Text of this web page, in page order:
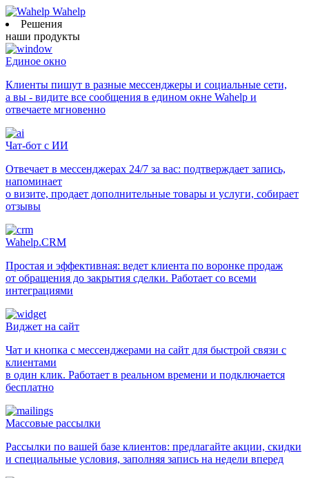
Wahelp
Решения
наши продукты
Единое окно
Клиенты пишут в разные мессенджеры и социальные сети,
а вы - видите все сообщения в едином окне Wahelp и
отвечаете мгновенно
Чат-бот с ИИ
Отвечает в мессенджерах 24/7 за вас: подтверждает запись,
напоминает
о визите, продает дополнительные товары и услуги, собирает
отзывы
Wahelp.CRM
Простая и эффективная: ведет клиента по воронке продаж
от обращения до закрытия сделки. Работает со всеми
интеграциями
Виджет на сайт
Чат и кнопка с мессенджерами на сайт для быстрой связи с
клиентами
в один клик. Работает в реальном времени и подключается
бесплатно
Массовые рассылки
Рассылки по вашей базе клиентов: предлагайте акции, скидки
и специальные условия, заполняя запись на недели вперед